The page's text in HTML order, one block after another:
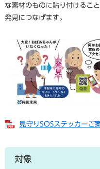
な素材のものに貼り付けるこ
発見につなげます。
見守りSOSステッカーご
対象